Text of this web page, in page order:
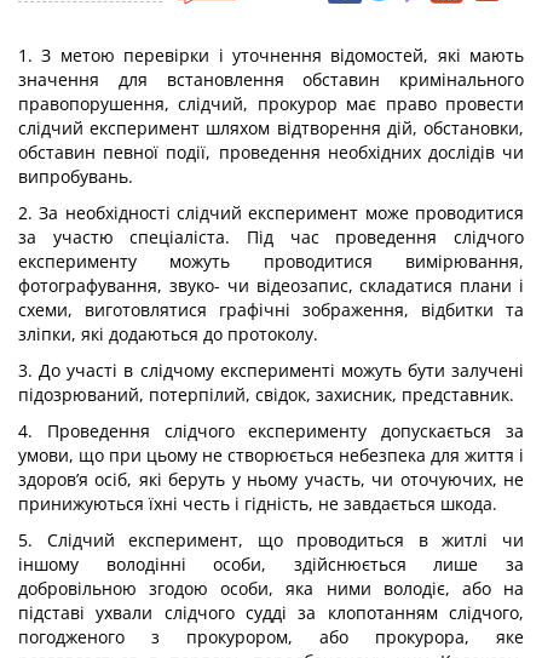
1. З метою перевірки і уточнення відомостей, які мають
значення для встановлення обставин кримінального
правопорушення, слідчий, прокурор має право провести
слідчий експеримент шляхом відтворення дій, обстановки,
обставин певної події, проведення необхідних дослідів чи
випробувань.
2. За необхідності слідчий експеримент може проводитися
за участю спеціаліста. Під час проведення слідчого
експерименту можуть проводитися вимірювання,
фотографування, звуко- чи відеозапис, складатися плани і
схеми, виготовлятися графічні зображення, відбитки та
зліпки, які додаються до протоколу.
3. До участі в слідчому експерименті можуть бути залучені
підозрюваний, потерпілий, свідок, захисник, представник.
4. Проведення слідчого експерименту допускається за
умови, що при цьому не створюється небезпека для життя і
здоров’я осіб, які беруть у ньому участь, чи оточуючих, не
принижуються їхні честь і гідність, не завдається шкода.
5. Слідчий експеримент, що проводиться в житлі чи
іншому володінні особи, здійснюється лише за
добровільною згодою особи, яка ними володіє, або на
підставі ухвали слідчого судді за клопотанням слідчого,
погодженого з прокурором, або прокурора, яке